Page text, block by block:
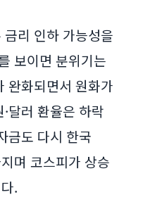
리 인하 가능성을
보이면 분위기는
완화되면서 원화가
달러 환율은 하락
금도 다시 한국
며 코스피가 상승
.